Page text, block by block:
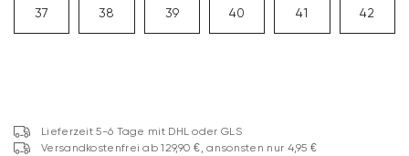
37 38 39 40 41 42
Lieferzeit 5-6 Tage mit DHL oder GLS
Versandkostenfrei ab 129,90 €, ansonsten nur 4,95 €